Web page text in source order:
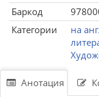
Баркод
Категории
на
Анотация